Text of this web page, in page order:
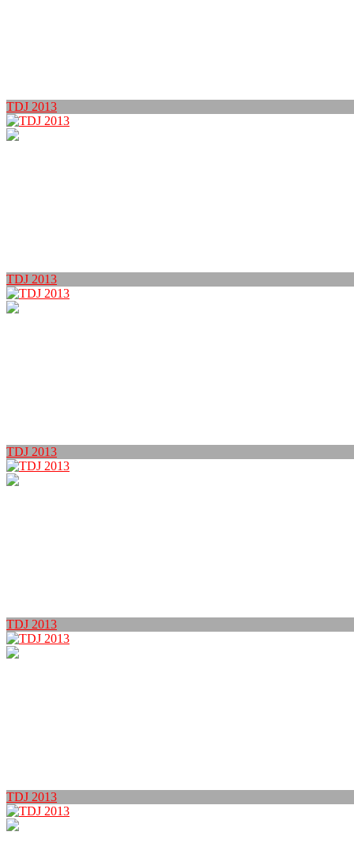
TDJ 2013
TDJ 2013
TDJ 2013
TDJ 2013
TDJ 2013